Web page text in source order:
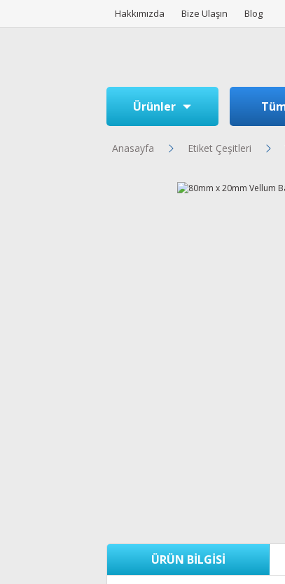
Hakkımızda Bize Ulaşın Blog
Ürünler
Anasayfa Etiket Çeşitleri
ÜRÜN BILGISI